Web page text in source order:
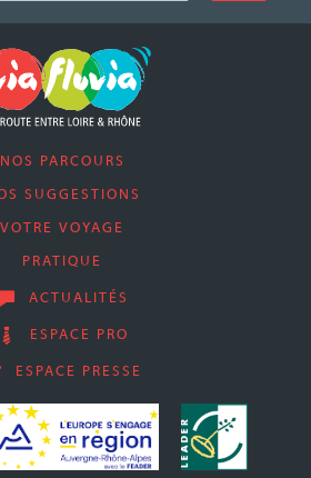
NOS PARCOURS
SUGGESTIONS
VOTRE VOYAGE
PRATIQUE
ACTUALITÉS
ESPACE PRO
ESPACE PRESSE